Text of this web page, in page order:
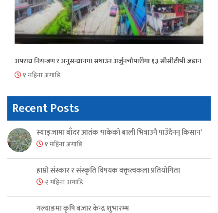
अपराध नियन्त्रण र अनुसन्धानमा सघाउन अर्जुनचौपारीमा १३ सीसीटीभी जडान
१ महिना अगाडि
Recent Posts
स्याङ्जामा बाँदर आतंक ‘पाकेको बाली भित्राउनै पाउँदैनन् किसान’
१ महिना अगाडि
हाम्रो संस्कार र संस्कृति विषयक वक्तृत्वकला प्रतियोगिता
२ महिना अगाडि
गल्याङमा कृषि बजार केन्द्र शुभारम्भ